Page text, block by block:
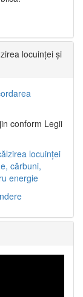
locuinței și
conform Legii
locuinței
cărbuni,
energie